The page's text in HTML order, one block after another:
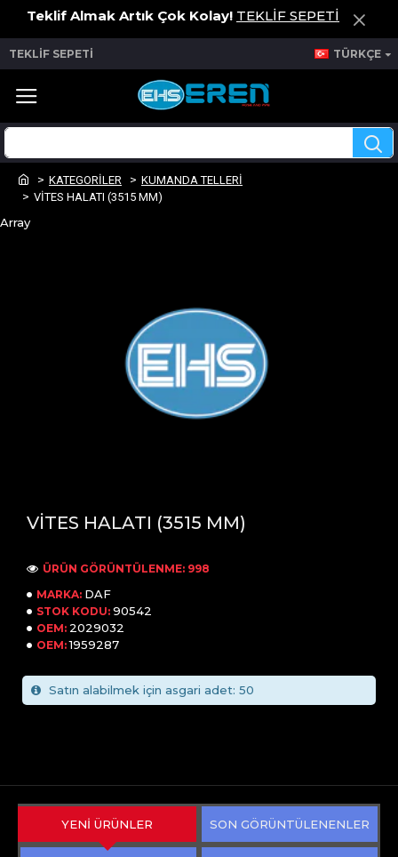
Teklif Almak Artık Çok Kolay! TEKLİF SEPETİ
TEKLİF SEPETİ TÜRKÇE
KATEGORİLER
KUMANDA TELLERİ
VİTES HALATI (3515 MM)
Array
VİTES HALATI (3515 MM)
MARKA: DAF
STOK KODU: 90542
OEM: 2029032
OEM: 1959287
ÜRÜN GÖRÜNTÜLENME: 998
Satın alabilmek için asgari adet: 50
YENİ ÜRÜNLER SON GÖRÜNTÜLENENLER